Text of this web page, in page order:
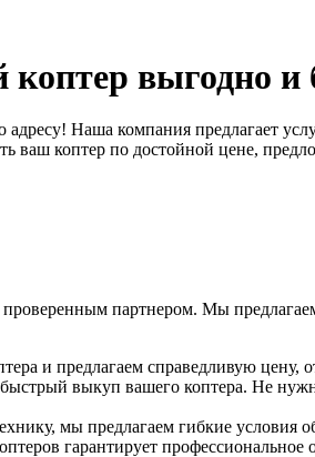
коптер выгодно и
Наша компания предлагает
ваш коптер по достойной цене,
партнером. Мы
и предлагаем справедливую
выкуп вашего коптера. Не
мы предлагаем гибкие условия
гарантирует